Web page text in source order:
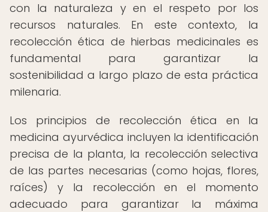
con la naturaleza y en el respeto por los
recursos naturales. En este contexto, la
recolección ética de hierbas medicinales es
fundamental para garantizar la
sostenibilidad a largo plazo de esta práctica
milenaria.
Los principios de recolección ética en la
medicina ayurvédica incluyen la identificación
precisa de la planta, la recolección selectiva
de las partes necesarias (como hojas, flores,
raíces) y la recolección en el momento
adecuado para garantizar la máxima